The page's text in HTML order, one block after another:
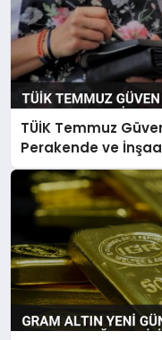
TÜİK Temmuz
Perakende ve